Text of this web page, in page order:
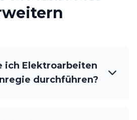
ich Elektroarbeiten
durchführen?